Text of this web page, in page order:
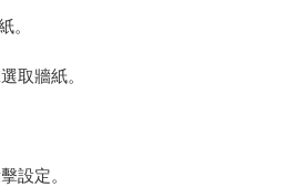
。
取牆紙。
設定。